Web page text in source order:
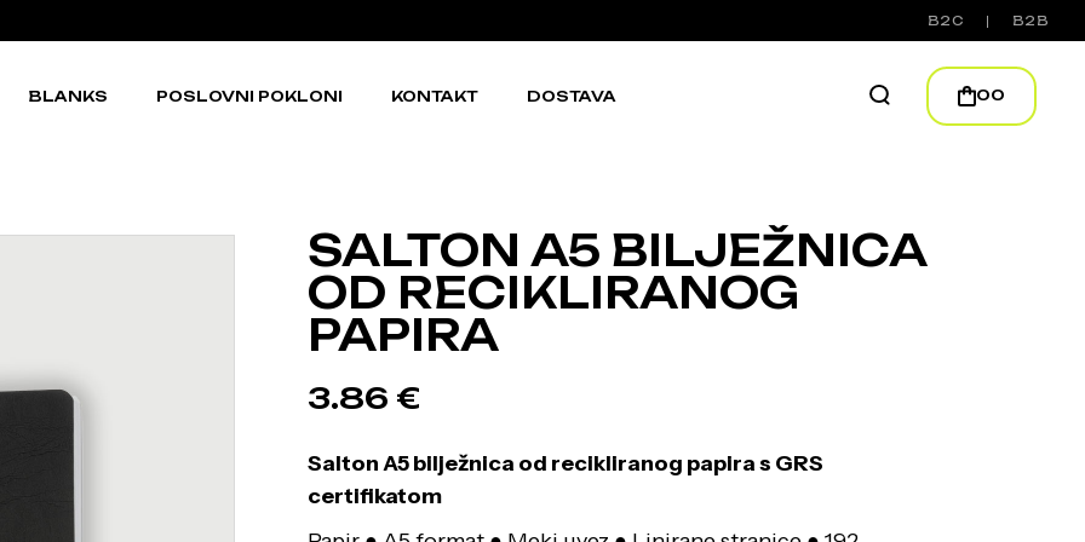
B2C B2B
BLANKS POSLOVNI POKLONI KONTAKT DOSTAVA 00
SALTON A5 BILJEŽNICA
OD RECIKLIRANOG
PAPIRA
3.86 €
Salton A5 bilježnica od recikliranog papira s GRS
certifikatom